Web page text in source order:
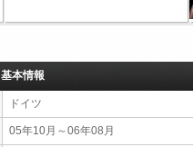
基本情報
ドイツ
05年10月～06年08月